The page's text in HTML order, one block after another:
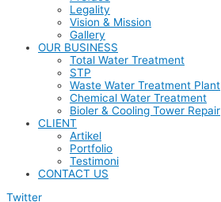
Legality
Vision & Mission
Gallery
OUR BUSINESS
Total Water Treatment
STP
Waste Water Treatment Plant
Chemical Water Treatment
Bioler & Cooling Tower Repair
CLIENT
Artikel
Portfolio
Testimoni
CONTACT US
Twitter